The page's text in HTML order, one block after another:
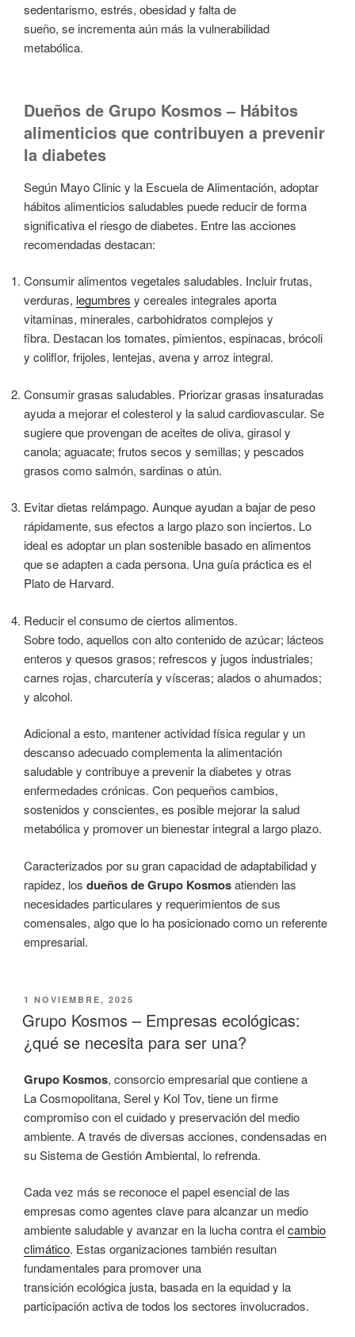
sedentarismo, estrés, obesidad y falta de
sueño, se incrementa aún más la vulnerabilidad
metabólica.
Dueños de Grupo Kosmos – Hábitos
alimenticios que contribuyen a prevenir
la diabetes
Según Mayo Clinic y la Escuela de Alimentación, adoptar
hábitos alimenticios saludables puede reducir de forma
significativa el riesgo de diabetes. Entre las acciones
recomendadas destacan:
Consumir alimentos vegetales saludables. Incluir frutas,
verduras, legumbres y cereales integrales aporta
vitaminas, minerales, carbohidratos complejos y
fibra. Destacan los tomates, pimientos, espinacas, brócoli
y coliflor, frijoles, lentejas, avena y arroz integral.
Consumir grasas saludables. Priorizar grasas insaturadas
ayuda a mejorar el colesterol y la salud cardiovascular. Se
sugiere que provengan de aceites de oliva, girasol y
canola; aguacate; frutos secos y semillas; y pescados
grasos como salmón, sardinas o atún.
Evitar dietas relámpago. Aunque ayudan a bajar de peso
rápidamente, sus efectos a largo plazo son inciertos. Lo
ideal es adoptar un plan sostenible basado en alimentos
que se adapten a cada persona. Una guía práctica es el
Plato de Harvard.
Reducir el consumo de ciertos alimentos.
Sobre todo, aquellos con alto contenido de azúcar; lácteos
enteros y quesos grasos; refrescos y jugos industriales;
carnes rojas, charcutería y vísceras; alados o ahumados;
y alcohol.
Adicional a esto, mantener actividad física regular y un
descanso adecuado complementa la alimentación
saludable y contribuye a prevenir la diabetes y otras
enfermedades crónicas. Con pequeños cambios,
sostenidos y conscientes, es posible mejorar la salud
metabólica y promover un bienestar integral a largo plazo.
Caracterizados por su gran capacidad de adaptabilidad y
rapidez, los dueños de Grupo Kosmosatienden las
necesidades particulares y requerimientos de sus
comensales, algo que lo ha posicionado como un referente
empresarial.
PUBLICADO
EL
1 NOVIEMBRE, 2025
Grupo Kosmos – Empresas ecológicas:
¿qué se necesita para ser una?
Grupo Kosmos, consorcio empresarial que contiene a
La Cosmopolitana, Serel y Kol Tov, tiene un firme
compromiso con el cuidado y preservación del medio
ambiente. A través de diversas acciones, condensadas en
su Sistema de Gestión Ambiental, lo refrenda.
Cada vez más se reconoce el papel esencial de las
empresas como agentes clave para alcanzar un medio
ambiente saludable y avanzar en la lucha contra elcambio
climático. Estas organizaciones también resultan
fundamentales para promover una
transición ecológica justa, basada en la equidad y la
participación activa de todos los sectores involucrados.